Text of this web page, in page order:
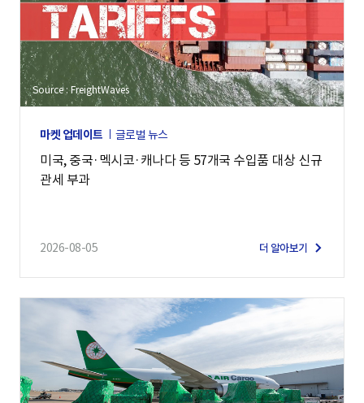
Source : FreightWaves
마켓 업데이트 글로벌 뉴스
미국, 중국·멕시코·캐나다 등 57개국 수입품 대상 신규
관세 부과
2026-08-05 더 알아보기